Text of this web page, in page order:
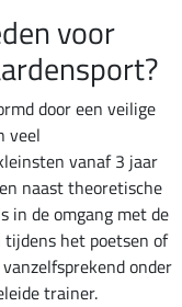
voor
door een veilige
veel
vanaf 3 jaar
naast theoretische
in de omgang met de
het poetsen of
onder
trainer.